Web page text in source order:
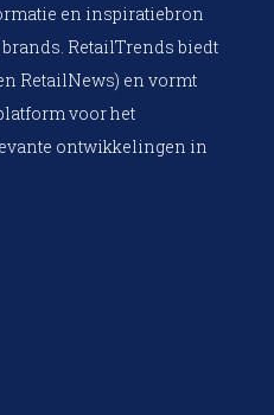
en inspiratiebron
RetailTrends biedt
RetailNews) en vormt
voor het
ontwikkelingen in